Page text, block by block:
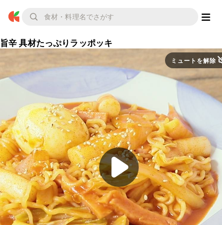
旨辛 具材たっぷりラッポッキ
ミュートを解除